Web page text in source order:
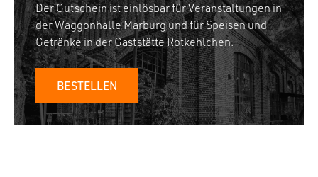
Der Gutschein ist einlösbar für Veranstaltungen in
der Waggonhalle Marburg und für Speisen und
Getränke in der Gaststätte Rotkehlchen.
BESTELLEN